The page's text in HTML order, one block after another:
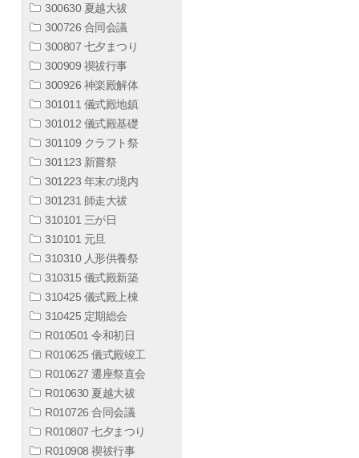
300630 夏越大祓
300726 合同会議
300807 七夕まつり
300909 禊祓行事
300926 神楽殿解体
301011 儀式殿地鎮
301012 儀式殿基礎
301109 クラフト祭
301123 新嘗祭
301223 年末の境内
301231 師走大祓
310101 三が日
310101 元旦
310310 人形供養祭
310315 儀式殿新築
310425 儀式殿上棟
310425 定期総会
R010501 令和初日
R010625 儀式殿竣工
R010627 遷座祭直会
R010630 夏越大祓
R010726 合同会議
R010807 七夕まつり
R010908 禊祓行事